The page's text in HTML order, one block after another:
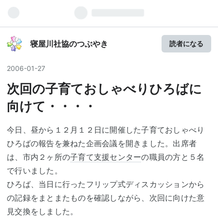
寝屋川社協のつぶやき 読者になる
2006-01-27
次回の子育ておしゃべりひろばに
向けて・・・・
今日、昼から１２月１２日に開催した子育ておしゃべり
ひろばの報告を兼ねた企画会議を開きました。出席者
は、市内２ヶ所の子育て支援センターの職員の方と５名
で行いました。
ひろば、当日に行ったフリップ式ディスカッションから
の記録をまとまたものを確認しながら、次回に向けた意
見交換をしました。